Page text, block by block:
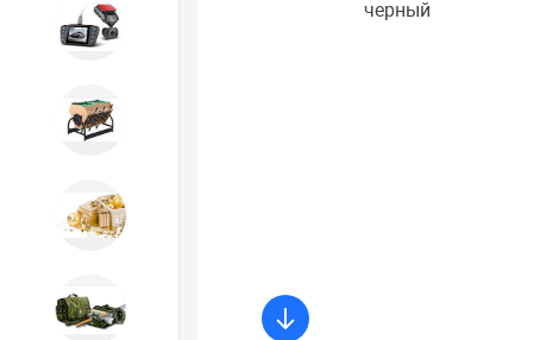
Охота, спорт, туризм